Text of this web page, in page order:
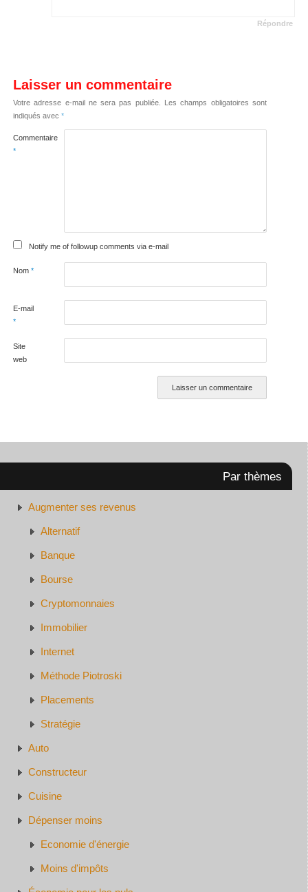
Répondre
Laisser un commentaire
Votre adresse e-mail ne sera pas publiée.
Les champs obligatoires sont
indiqués avec *
Commentaire
*
Notify me of followup comments via e-mail
Nom *
E-mail
*
Site
web
Par thèmes
Augmenter ses revenus
Alternatif
Banque
Bourse
Cryptomonnaies
Immobilier
Internet
Méthode Piotroski
Placements
Stratégie
Auto
Constructeur
Cuisine
Dépenser moins
Economie d'énergie
Moins d'impôts